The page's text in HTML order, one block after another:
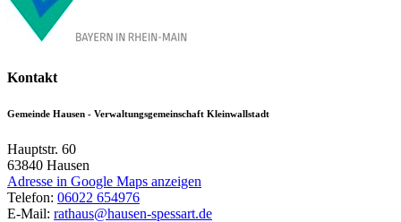
Kontakt
Gemeinde Hausen - Verwaltungsgemeinschaft Kleinwallstadt
Hauptstr. 60
63840 Hausen
Adresse in Google Maps anzeigen
Telefon: 06022 654976
E-Mail: rathaus@hausen-spessart.de